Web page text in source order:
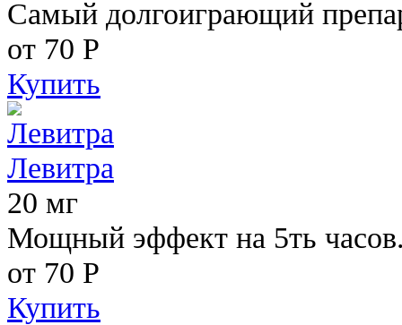
Самый долгоиграющий
от 70 Р
Купить
Левитра
20 мг
Мощный эффект на 5ть
от 70 Р
Купить